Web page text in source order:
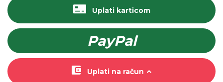
Uplati na račun
Uplati karticom
PayPal